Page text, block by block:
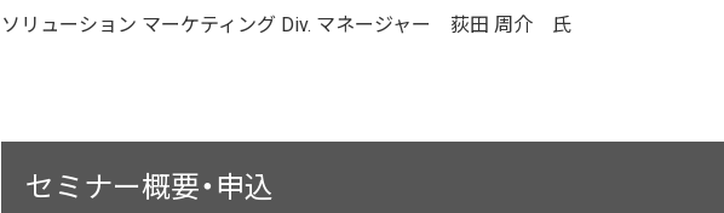
ソリューション マーケティング Div. マネージャー 荻田 周介 氏
セミナー概要・申込